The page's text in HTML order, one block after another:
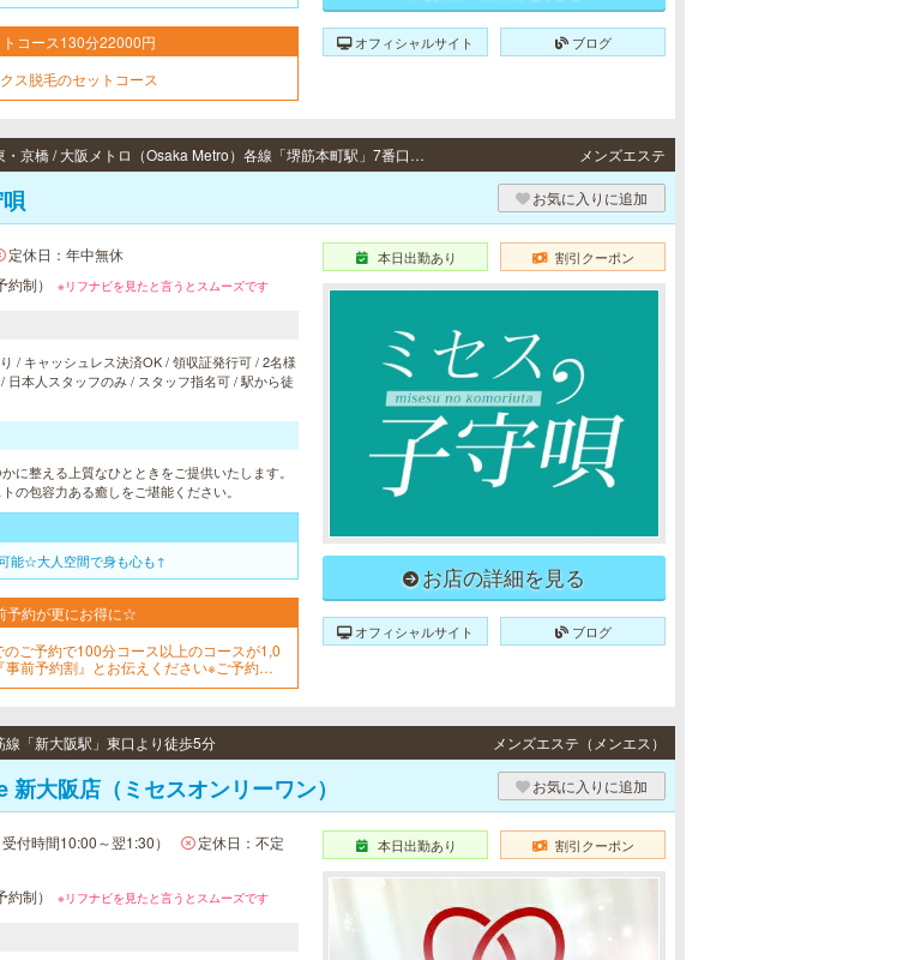
コース130分22000円
ス脱毛のセットコース
オフィシャルサイト ブログ
堺筋本町・新大阪・十三・堺東・京橋 / 大阪メトロ（Osaka Metro）各線「堺筋本町駅」7番口より徒歩5分・大阪メトロ（Osaka Metro）御堂筋線「新大阪駅」東口より徒歩5分・阪急各線「十三駅」西口より徒歩6分・南海高野線「堺東駅」中央出口より徒歩10分・JR各線「京橋駅」北口より徒歩10分、京阪本線「京橋駅」中央改札口より徒歩10分、大阪メトロ（Osaka Metro）長堀鶴見緑地線「京橋駅」3番出口より徒歩10分 メンズエステ
お気に入りに追加
定休日：年中無休
約制） ※リフナビを見たと言うとスムーズです
/ キャッシュレス決済OK / 領収証発行可 / 2名様
日本人スタッフのみ / スタッフ指名可 / 駅から徒
に整える上質なひとときをご提供いたします。
の包容力ある癒しをご堪能ください。
能☆大人空間で身も心も↑
予約が更にお得に☆
予約で100分コース以上のコースが1,0
前予約割』とお伝えください※ご予約は
ます※
本日出勤あり 割引クーポン
お店の詳細を見る
オフィシャルサイト ブログ
「新大阪駅」東口より徒歩5分 メンズエステ（メンエス）
大阪店（ミセスオンリーワン） お気に入りに追加
付時間10:00～翌1:30）
定休日：不定
約制） ※リフナビを見たと言うとスムーズです
本日出勤あり 割引クーポン